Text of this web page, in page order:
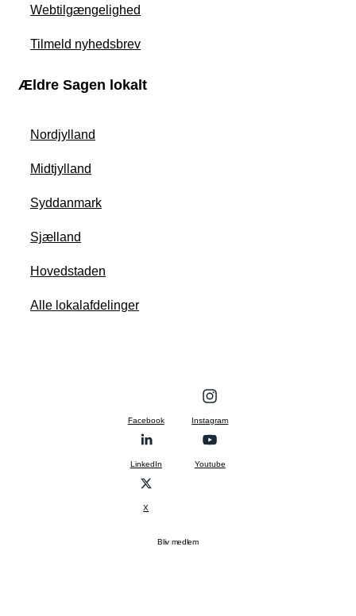
Webtilgængelighed
Tilmeld nyhedsbrev
Ældre Sagen lokalt
Nordjylland
Midtjylland
Syddanmark
Sjælland
Hovedstaden
Alle lokalafdelinger
Facebook Instagram
LinkedIn Youtube
X
Bliv medlem